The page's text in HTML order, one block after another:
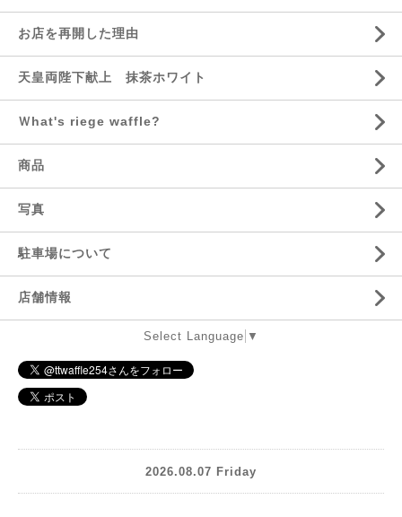
お店を再開した理由
天皇両陛下献上 抹茶ホワイト
Ｗhat's riege waffle?
商品
写真
駐車場について
店舗情報
Select Language ▼
2026.08.07 Friday